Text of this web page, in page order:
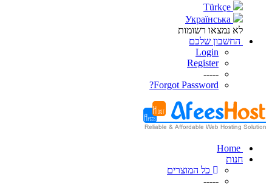
Türkçe
Українська
לא נמצאו רשומות
החשבון שלכם
Login
Register
-----
Forgot Password?
Home
חנות
כל המוצרים
-----